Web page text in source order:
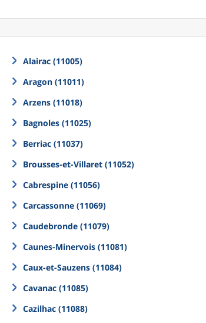
Alairac (11005)
Aragon (11011)
Arzens (11018)
Bagnoles (11025)
Berriac (11037)
Brousses-et-Villaret (11052)
Cabrespine (11056)
Carcassonne (11069)
Caudebronde (11079)
Caunes-Minervois (11081)
Caux-et-Sauzens (11084)
Cavanac (11085)
Cazilhac (11088)